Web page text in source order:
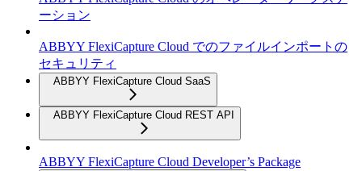
ーション
ABBYY FlexiCapture Cloud でのファイルインポートの
セキュリティ
ABBYY FlexiCapture Cloud SaaS
ABBYY FlexiCapture Cloud REST API
ABBYY FlexiCapture Cloud Developer’s Package